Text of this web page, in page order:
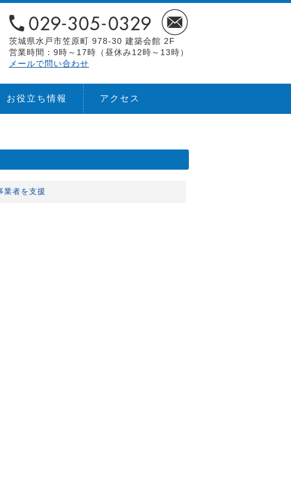
茨城県水戸市笠原町 978-30 建築会館 2F
営業時間：9時～17時（昼休み12時～13時）
メールで問い合わせ
お役立ち情報 アクセス
業者を支援